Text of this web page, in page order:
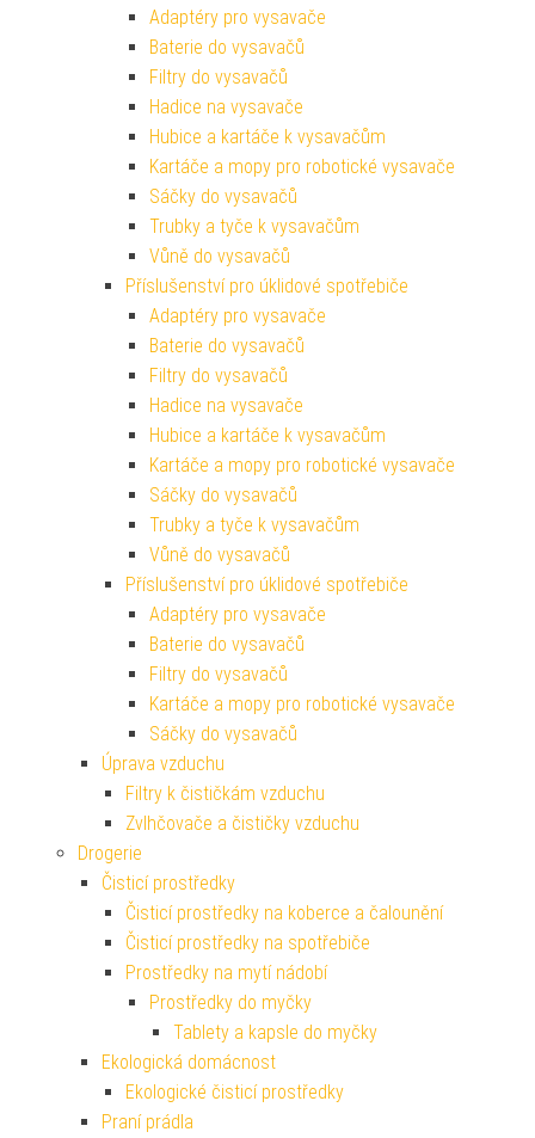
Adaptéry pro vysavače
Baterie do vysavačů
Filtry do vysavačů
Hadice na vysavače
Hubice a kartáče k vysavačům
Kartáče a mopy pro robotické vysavače
Sáčky do vysavačů
Trubky a tyče k vysavačům
Vůně do vysavačů
Příslušenství pro úklidové spotřebiče
Adaptéry pro vysavače
Baterie do vysavačů
Filtry do vysavačů
Hadice na vysavače
Hubice a kartáče k vysavačům
Kartáče a mopy pro robotické vysavače
Sáčky do vysavačů
Trubky a tyče k vysavačům
Vůně do vysavačů
Příslušenství pro úklidové spotřebiče
Adaptéry pro vysavače
Baterie do vysavačů
Filtry do vysavačů
Kartáče a mopy pro robotické vysavače
Sáčky do vysavačů
Úprava vzduchu
Filtry k čističkám vzduchu
Zvlhčovače a čističky vzduchu
Drogerie
Čisticí prostředky
Čisticí prostředky na koberce a čalounění
Čisticí prostředky na spotřebiče
Prostředky na mytí nádobí
Prostředky do myčky
Tablety a kapsle do myčky
Ekologická domácnost
Ekologické čisticí prostředky
Praní prádla